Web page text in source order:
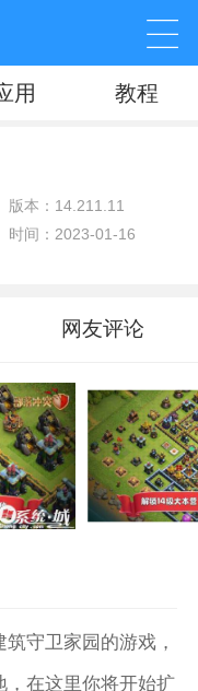
用 教程
版本：14.211.11
时间：2023-01-16
网友评论
守卫家园的游戏，
，在这里你将开始扩